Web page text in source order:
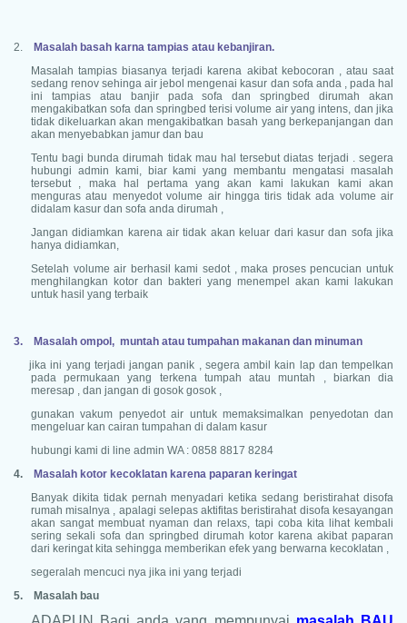
2.
Masalah basah karna tampias atau kebanjiran.
Masalah tampias biasanya terjadi karena akibat kebocoran , atau saat
sedang renov sehinga air jebol mengenai kasur dan sofa anda , pada hal
ini tampias atau banjir pada sofa dan springbed dirumah akan
mengakibatkan sofa dan springbed terisi volume air yang intens, dan jika
tidak dikeluarkan akan mengakibatkan basah yang berkepanjangan dan
akan menyebabkan jamur dan bau
Tentu bagi bunda dirumah tidak mau hal tersebut diatas terjadi . segera
hubungi admin kami, biar kami yang membantu mengatasi masalah
tersebut , maka hal pertama yang akan kami lakukan kami akan
menguras atau menyedot volume air hingga tiris tidak ada volume air
didalam kasur dan sofa anda dirumah ,
Jangan didiamkan karena air tidak akan keluar dari kasur dan sofa jika
hanya didiamkan,
Setelah volume air berhasil kami sedot , maka proses pencucian untuk
menghilangkan kotor dan bakteri yang menempel akan kami lakukan
untuk hasil yang terbaik
3.
Masalah ompol, muntah atau tumpahan makanan dan minuman
jika ini yang terjadi jangan panik , segera ambil kain lap dan tempelkan
pada permukaan yang terkena tumpah atau muntah , biarkan dia
meresap , dan jangan di gosok gosok ,
gunakan vakum penyedot air untuk memaksimalkan penyedotan dan
mengeluar kan cairan tumpahan di dalam kasur
hubungi kami di line admin WA : 0858 8817 8284
4.
Masalah kotor kecoklatan karena paparan keringat
Banyak dikita tidak pernah menyadari ketika sedang beristirahat disofa
rumah misalnya , apalagi selepas aktifitas beristirahat disofa kesayangan
akan sangat membuat nyaman dan relaxs, tapi coba kita lihat kembali
sering sekali sofa dan springbed dirumah kotor karena akibat paparan
dari keringat kita sehingga memberikan efek yang berwarna kecoklatan ,
segeralah mencuci nya jika ini yang terjadi
5.
Masalah bau